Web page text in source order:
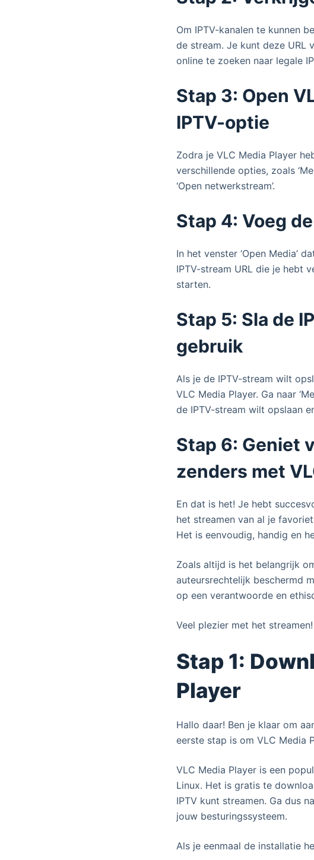
Om IPTV-kanalen te kunnen
de stream. Je kunt deze
online te zoeken naar legale
Stap 3: Open
IPTV-optie
Zodra je VLC Media Player
verschillende opties, zoals
‘Open netwerkstream’.
Stap 4: Voeg
In het venster ‘Open Media’
IPTV-stream URL die je hebt
starten.
Stap 5: Sla de
gebruik
Als je de IPTV-stream wilt
VLC Media Player. Ga naar
de IPTV-stream wilt opslaan
Stap 6: Geniet
zenders met
En dat is het! Je hebt
het streamen van al je
Het is eenvoudig, handig en
Zoals altijd is het belangrijk
auteursrechtelijk beschermd
op een verantwoorde en
Veel plezier met het streamen!
Stap 1:
Player
Hallo daar! Ben je klaar om
eerste stap is om VLC Media
VLC Media Player is een
Linux. Het is gratis te
IPTV kunt streamen. Ga dus
jouw besturingssysteem.
Als je eenmaal de installatie